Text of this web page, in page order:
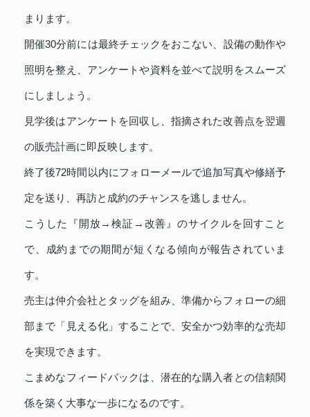
まります。
開催30分前には最終チェックをおこない、設備の動作や
照明を整え、アンケートや資料を並べて説明をスムーズ
にしましょう。
見学後はアンケートを回収し、指摘された改善点を翌週
の販売計画に即反映します。
終了後72時間以内にフォローメールで追加写真や修繕予
定を送り、再訪と成約のチャンスを逃しません。
こうした『開放→検証→改善』のサイクルを回すこと
で、成約までの期間が短くなる傾向が報告されていま
す。
売主は仲介会社とタッグを組み、準備からフォローの細
部まで「見える化」することで、安全かつ効率的な売却
を実現できます。
こまめなフィードバックは、潜在的な購入者との信頼関
係を築く大事な一歩になるのです。